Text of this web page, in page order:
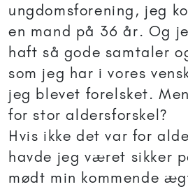
ungdomsforening, jeg
en mand på 36 år. Og
haft så gode samtaler
som jeg har i vores
jeg blevet forelsket.
for stor aldersforskel?
Hvis ikke det var for
havde jeg været sikker
mødt min kommende